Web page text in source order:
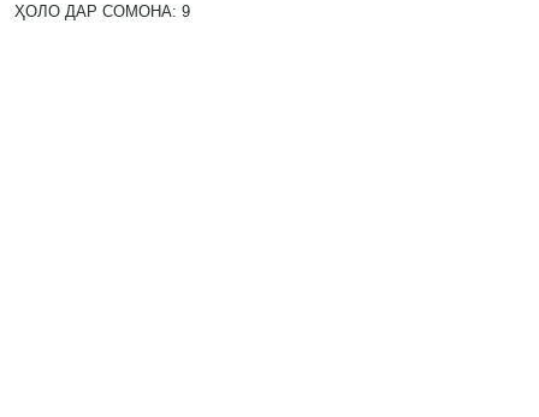
ҲОЛО ДАР СОМОНА: 9